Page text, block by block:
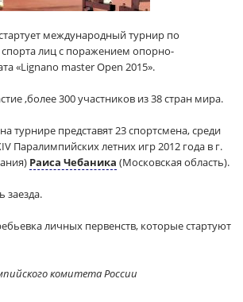
международный турнир по
лиц с поражением опорно-
«Lignano master Open 2015».
,более 300 участников из 38 стран мира.
турнире представят 23 спортсмена, среди
Паралимпийских летних игр 2012 года в г.
Раиса Чебаника (Московская область).
заезда.
личных первенств, которые стартуют
комитета России